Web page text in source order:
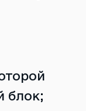
блок;